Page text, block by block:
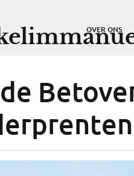
OVER ONS